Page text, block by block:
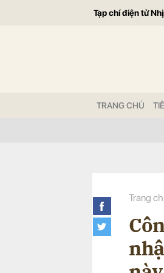
Tạp chí điện tử
TRANG CHỦ
Trang